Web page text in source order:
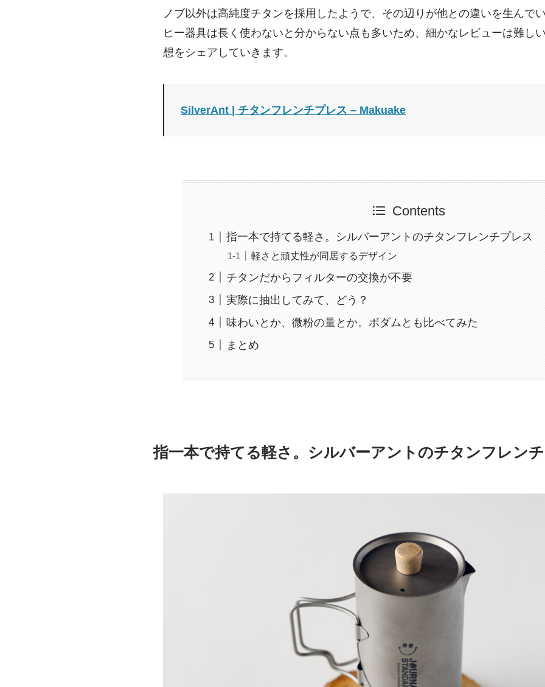
ノブ以外は高純度チタンを採用したようで、その辺りが他との違いを生んで
ヒー器具は長く使わないと分からない点も多いため、細かなレビューは難し
想をシェアしていきます。
SilverAnt | チタンフレンチプレス – Makuake
Contents
指一本で持てる軽さ。シルバーアントのチタンフレンチプレス
軽さと頑丈性が同居するデザイン
チタンだからフィルターの交換が不要
実際に抽出してみて、どう？
味わいとか、微粉の量とか。ボダムとも比べてみた
まとめ
指一本で持てる軽さ。シルバーアントのチタンフレン